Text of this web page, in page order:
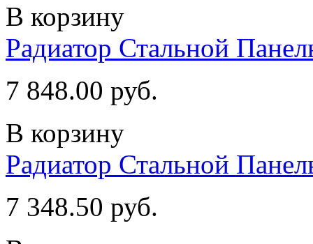
В корзину
Радиатор Стальной
7 848.00 руб.
В корзину
Радиатор Стальной
7 348.50 руб.